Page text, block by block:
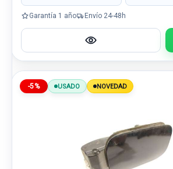
Garantía 1 año Envío 24-48h
-5% USADO NOVEDAD